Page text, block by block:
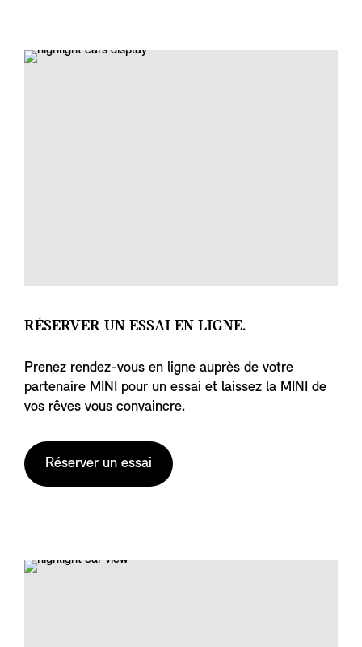
RÉSERVER UN ESSAI EN LIGNE.
Prenez rendez-vous en ligne auprès de votre
partenaire MINI pour un essai et laissez la MINI de
vos rêves vous convaincre.
Réserver un essai